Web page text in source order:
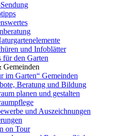
und Infoblätter
für den Garten
Gemeinden
im Garten“ Gemeinden
Beratung und Bildung
planen und gestalten
und Auszeichnungen
on Tour